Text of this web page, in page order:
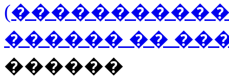
������ ��
������